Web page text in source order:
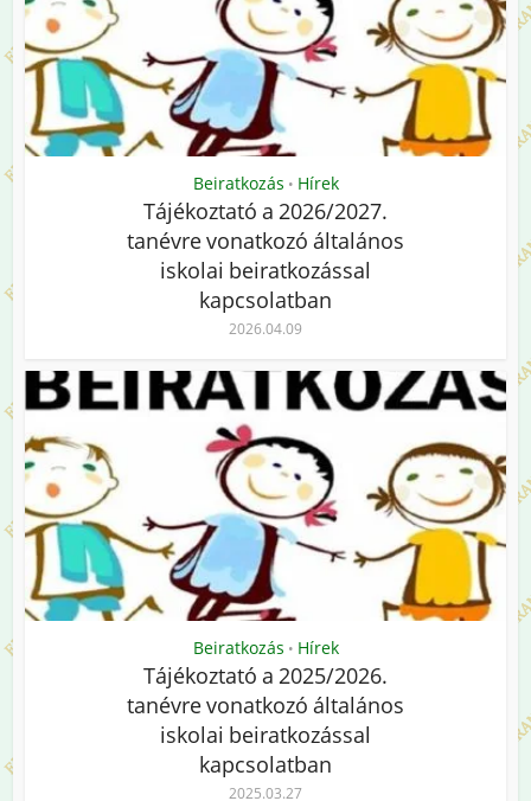
Beiratkozás • Hírek
Tájékoztató a 2026/2027.
tanévre vonatkozó általános
iskolai beiratkozással
kapcsolatban
2026.04.09
Beiratkozás • Hírek
Tájékoztató a 2025/2026.
tanévre vonatkozó általános
iskolai beiratkozással
kapcsolatban
2025.03.27